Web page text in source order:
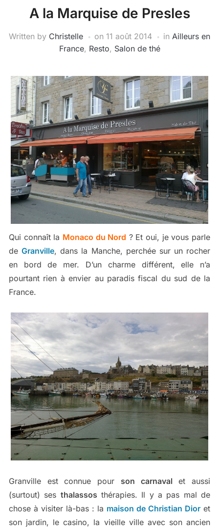
A la Marquise de Presles
Written by Christelle on 11 août 2014 in Ailleurs en
France, Resto, Salon de thé
Qui connaît la Monaco du Nord ? Et oui, je vous parle
deGranville, dans la Manche, perchée sur un rocher
en bord de mer. D’un charme différent, elle n’a
pourtant rien à envier au paradis fiscal du sud de la
France.
Granville est connue pour son carnaval et aussi
(surtout) ses thalassos thérapies. Il y a pas mal de
chose à visiter là-bas : la maison de Christian Dior et
son jardin, le casino, la vieille ville avec son ancien